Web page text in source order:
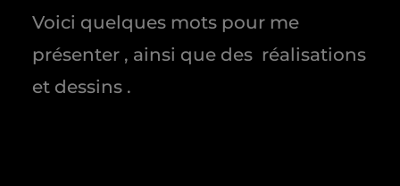
Voici quelques mots pour me
présenter , ainsi que des réalisations
et dessins .